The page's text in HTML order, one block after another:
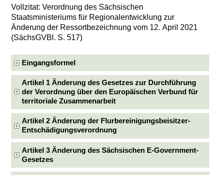
Vollzitat: Verordnung des Sächsischen
Staatsministeriums für Regionalentwicklung zur
Änderung der Ressortbezeichnung vom 12. April 2021
(SächsGVBl. S. 517)
Eingangsformel
Artikel 1 Änderung des Gesetzes zur Durchführung
der Verordnung über den Europäischen Verbund für
territoriale Zusammenarbeit
Artikel 2 Änderung der Flurbereinigungsbeisitzer-
Entschädigungsverordnung
Artikel 3 Änderung des Sächsischen E-Government-
Gesetzes